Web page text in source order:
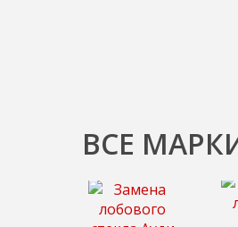
ВСЕ